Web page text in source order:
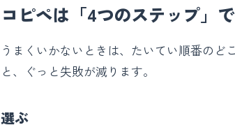
コピペは「4つのステップ」で
うまくいかないときは、たいてい順番のど
と、ぐっと失敗が減ります。
選ぶ